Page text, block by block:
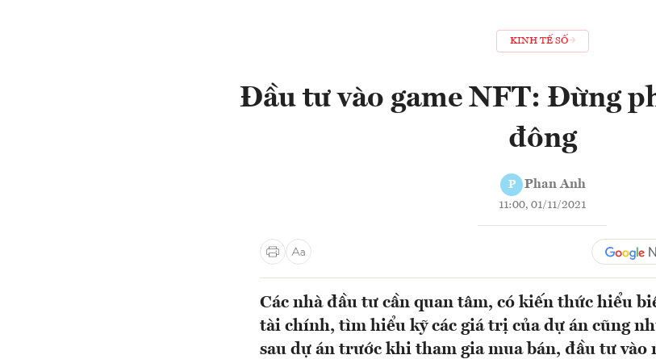
KINH TẾ SỐ
Đầu tư vào game NFT: Đừng
đông
P Phan Anh
11:00, 01/11/2021
Các nhà đầu tư cần quan tâm, có kiến thức hiểu
tài chính, tìm hiểu kỹ các giá trị của dự án cũng
sau dự án trước khi tham gia mua bán, đầu tư vào